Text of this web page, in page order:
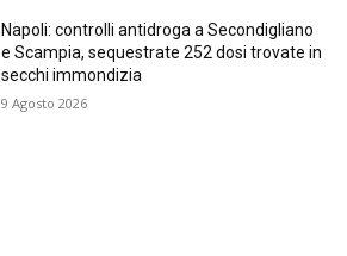
Napoli: controlli antidroga a Secondigliano
e Scampia, sequestrate 252 dosi trovate in
secchi immondizia
9 Agosto 2026